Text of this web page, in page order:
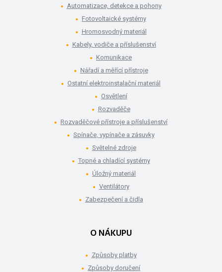
Automatizace, detekce a pohony
Fotovoltaické systémy
Hromosvodný materiál
Kabely, vodiče a příslušenství
Komunikace
Nářadí a měřící přístroje
Ostatní elektroinstalační materiál
Osvětlení
Rozvaděče
Rozvaděčové přístroje a příslušenství
Spínače, vypínače a zásuvky
Světelné zdroje
Topné a chladící systémy
Úložný materiál
Ventilátory
Zabezpečení a čidla
O NÁKUPU
Způsoby platby
Způsoby doručení